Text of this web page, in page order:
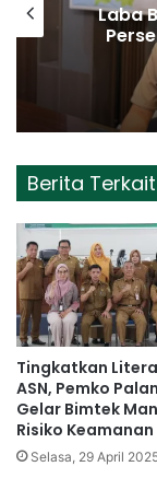
Berita Terkait
Tingkatkan
ASN, Pemko
Gelar Bimtek
Risiko
Selasa, 29 April